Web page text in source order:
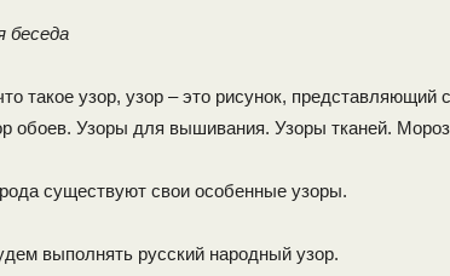
беседа
такое узор, узор – это рисунок, представляющий
обоев. Узоры для вышивания. Узоры тканей.
существуют свои особенные узоры.
выполнять русский народный узор.